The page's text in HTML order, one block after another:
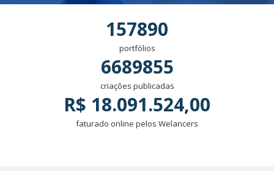
157890
portfólios
6689855
criações publicadas
R$ 18.091.524,00
faturado online pelos Welancers